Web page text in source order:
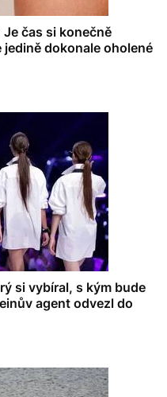
čas si konečně
dokonale oholené
si vybíral, s kým bude
agent odvezl do